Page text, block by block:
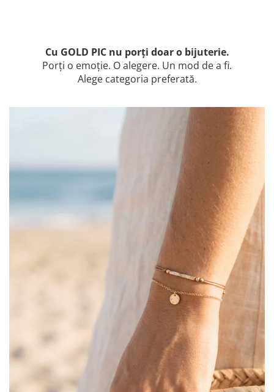
Cu GOLD PIC nu porți doar o bijuterie.
Porți o emoție. O alegere. Un mod de a fi.
Alege categoria preferată.